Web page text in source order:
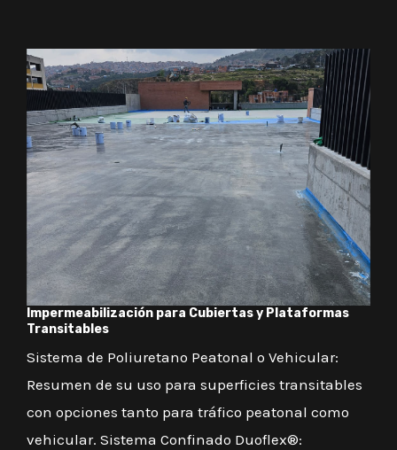
Impermeabilización para Cubiertas y Plataformas
Transitables
Sistema de Poliuretano Peatonal o Vehicular:
Resumen de su uso para superficies transitables
con opciones tanto para tráfico peatonal como
vehicular. Sistema Confinado Duoflex®: